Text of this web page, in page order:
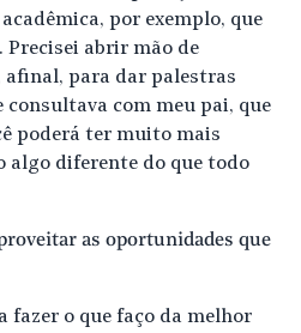
por exemplo, que
abrir mão de
para dar palestras
com meu pai, que
poderá ter muito mais
algo diferente do que todo
as oportunidades que
fazer o que faço da melhor